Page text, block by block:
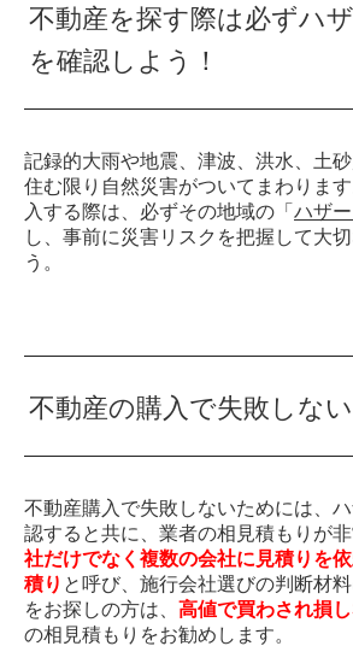
不動産を探す際は必ずハ
を確認しよう！
記録的大雨や地震、津波、洪水、土
住む限り自然災害がついてまわりま
入する際は、必ずその地域の「 ハザ
し、事前に災害リスクを把握して大
う。
不動産の購入で失敗しな
不動産購入で失敗しないためには、
認すると共に、業者の相見積もりが非
社だけでなく複数の会社に見積りを
積り と呼び、施行会社選びの判断材
をお探しの方は、 高値で買わされ損
の相見積もりをお勧めします。